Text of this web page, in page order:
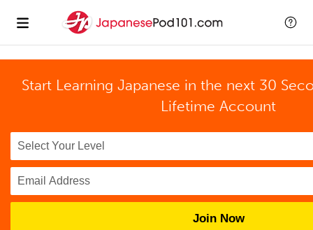
Start Learning Japanese in the next 30
Lifetime Account
Join Now